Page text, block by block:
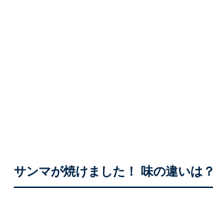
サンマが焼けました！ 味の違いは？